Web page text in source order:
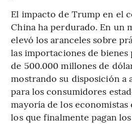
El impacto de Trump en el
China ha perdurado. En un
elevó los aranceles sobre
las importaciones de bienes
de 500.000 millones de
mostrando su disposición a
para los consumidores
mayoría de los economistas
los que finalmente pagan